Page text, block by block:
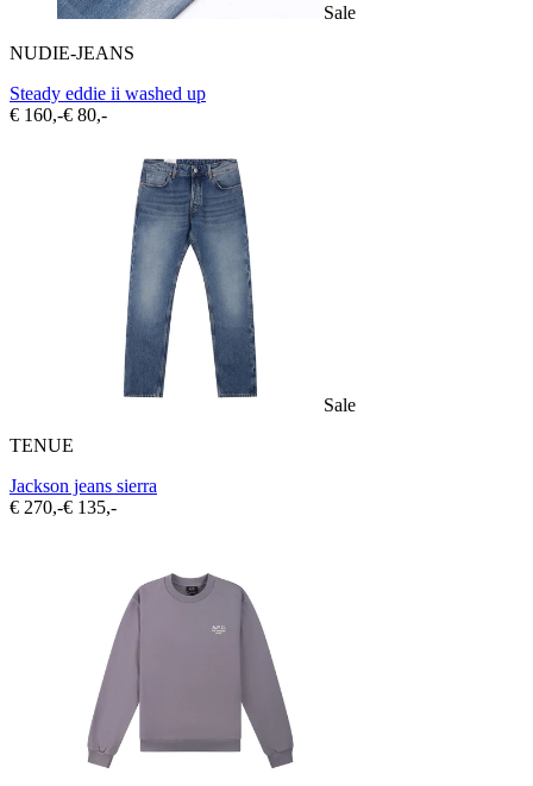
Sale
NUDIE-JEANS
Steady eddie ii washed up
€ 160,-€ 80,-
Sale
TENUE
Jackson jeans sierra
€ 270,-€ 135,-